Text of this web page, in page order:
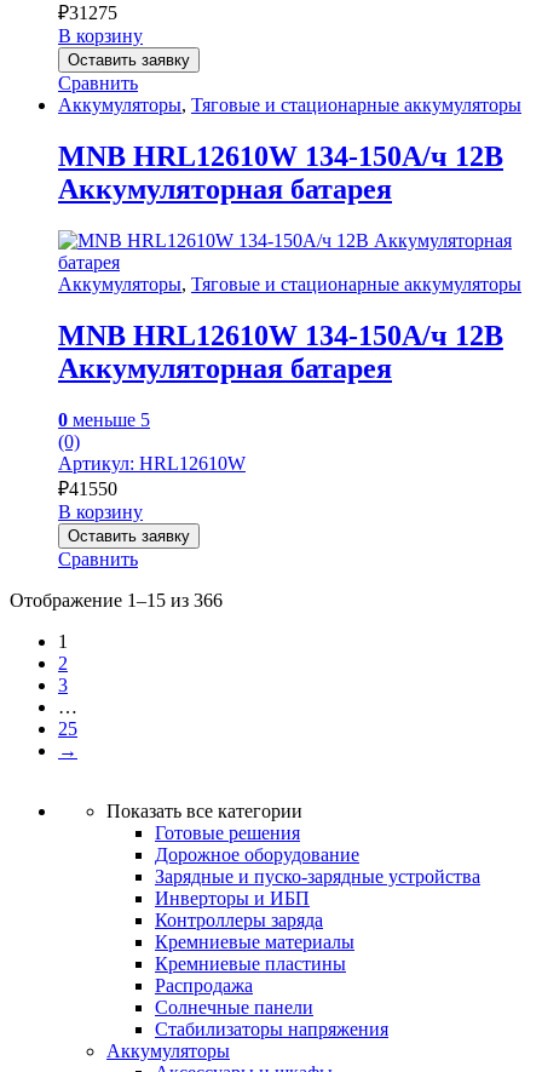
₽31275
В корзину
Оставить заявку
Сравнить
Аккумуляторы, Тяговые и стационарные аккумуляторы
MNB HRL12610W 134-150А/ч 12В
Аккумуляторная батарея
Аккумуляторы, Тяговые и стационарные аккумуляторы
MNB HRL12610W 134-150А/ч 12В
Аккумуляторная батарея
0 меньше 5
(0)
Артикул: HRL12610W
₽41550
В корзину
Оставить заявку
Сравнить
Отображение 1–15 из 366
1
2
3
…
25
→
Показать все категории
Готовые решения
Дорожное оборудование
Зарядные и пуско-зарядные устройства
Инверторы и ИБП
Контроллеры заряда
Кремниевые материалы
Кремниевые пластины
Распродажа
Солнечные панели
Стабилизаторы напряжения
Аккумуляторы